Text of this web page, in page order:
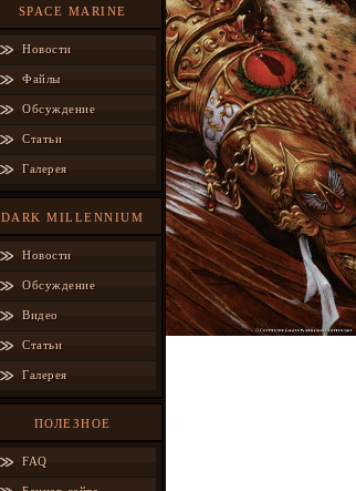
SPACE MARINE
Новости
Файлы
Обсуждение
Статьи
Галерея
DARK MILLENNIUM
Новости
Обсуждение
Видео
Статьи
Галерея
ПОЛЕЗНОЕ
FAQ